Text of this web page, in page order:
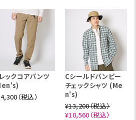
ックコアパンツ
（税込）
Cシールドバンピー
チェックシャツ (Me
n's)
¥13,200（税込）
¥10,560（税込）